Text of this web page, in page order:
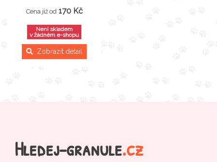
Cena již od 170 Kč
Není skladem
v žádném e-shopu
Zobrazit detail
Hledej-granule.cz